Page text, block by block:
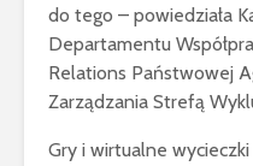
do tego – powiedziała
Departamentu
Relations Państwowej
Zarządzania Strefą
Gry i wirtualne